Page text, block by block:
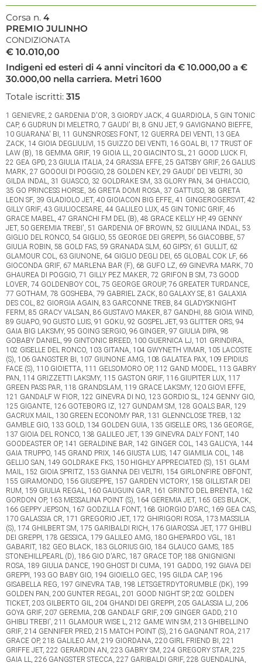
Corsa n. 4
PREMIO JULINHO
CONDIZIONATA
€ 10.010,00
Indigeni ed esteri di 4 anni vincitori da € 10.000,00 a €
30.000,00 nella carriera. Metri 1600
Totale iscritti: 315
1 GENIEVRE, 2 GARDENIA D'OR, 3 GIORDY JACK, 4 GUARDIOLA, 5 GIN TONIC
CAP, 6 GUDRUN DI MELETRO, 7 GAUDI' BI, 8 GNU JET, 9 GAVIGNANO BIEFFE,
10 GUARANA' BI, 11 GUNSNROSES FONT, 12 GUERRA DEI VENTI, 13 GEA
ZACK, 14 GIOIA DEGLIULIVI, 15 GUIZZO DEI VENTI, 16 GOAL BI, 17 TRUST OF
LAW (B), 18 GEMMA GRIF, 19 GIOIA LL, 20 GIACINTO SL, 21 GOOD LUCK FI,
22 GEA GPD, 23 GIULIA ITALIA, 24 GRASSIA EFFE, 25 GATSBY GRIF, 26 GALIUS
MARK, 27 GOOOUI DI POGGIO, 28 GOLDEN KEY, 29 GAUDI' DEI VELTRI, 30
GILDA INDAL, 31 GUASCO, 32 GOLDRAKE SM, 33 GLORY PAN, 34 GHIACCIO,
35 GO PRINCESS HORSE, 36 GRETA DOMI ROSA, 37 GATTUSO, 38 GRETA
LEON SF, 39 GLADIOLO JET, 40 GIOIACON BIG EFFE, 41 GINGEROGERSVIT, 42
GILLY GRIF, 43 GIULIOCESARE, 44 GALILEO LUX, 45 GIN TONIC GRIF, 46
GRACE MABEL, 47 GRANCHI FM DEL (B), 48 GRACE KELLY HP, 49 GENNY
JET, 50 GEREMIA TREBI', 51 GARDENIA OF BROWN, 52 GIULIANA INDAL, 53
GIGLIO DEL RONCO, 54 GIGLIO, 55 GEORGE DEI GREPPI, 56 GIACOBBE, 57
GIULIA ROBIN, 58 GOLD FAS, 59 GRANADA SLM, 60 GIPSY, 61 GULLIT, 62
GLAMOUR COL, 63 GIUNONE, 64 GIGLIO DEGLI DEI, 65 GLOBAL COK LF, 66
GIOCONDA GRIF, 67 MARLENA BAR (F), 68 GUFO LZ, 69 GINEVRA MARK, 70
GHAUREA DI POGGIO, 71 GILLY PEZ MAKER, 72 GRIFON B SM, 73 GOOD
LOVER, 74 GOLDENBOY COL, 75 GEORGE GROUP, 76 GREATER TURDANCE,
77 GOTHAM, 78 GOSHEBA, 79 GABRIEL ZACK, 80 GALAXY SE, 81 GALAXIA
DES COL, 82 GIORGIA AGAIN, 83 GARCONNE TREB, 84 GLADYSKNIGHT
FERM, 85 GRACY VALSAN, 86 GUSTAVO MAKER, 87 GANDHI, 88 GIOIA WIND,
89 GUAPO, 90 GUSTO LUIS, 91 GOKU, 92 GOSPEL JET, 93 GLITTER ORS, 94
GAIA BIG LAKSMY, 95 GOING SERGIO, 96 GINGER, 97 GIULIA DIPA, 98
GOBABY DANIEL, 99 GINTONIC BREED, 100 GUERNICA LJ, 101 GRINDIRA,
102 GISELLE DEL RONCO, 103 GITANA, 104 GWYNETH VIMAR, 105 LACOSTE
(S), 106 GANGSTER BI, 107 GIUNONE AMG, 108 GALATEA PAX, 109 EPIDIUS
FACE (S), 110 GIOIETTA, 111 GELSOMORO OP, 112 GAND MODEL, 113 GABRY
PAN, 114 GRIZZETTI LAKSMY, 115 GASTON GRIF, 116 GIUPITER LUX, 117
GREEN PASS PAR, 118 GRANDSLAM, 119 GRACE LAKSMY, 120 GIOVI EFFE,
121 GANDALF W FIOR, 122 GINEVRA DI NO, 123 GORDIO SL, 124 GENNY GIO,
125 GIGANTE, 126 GOTEBORG IZ, 127 GUNDAM SM, 128 GOALS BAR, 129
GACRUX MAIL, 130 GREEN ECONOMY PAR, 131 GLENNCLOSE TREB, 132
GAMBLE GIO, 133 GOLD, 134 GOLDEN GUIA, 135 GISELLE ORS, 136 GEORGE,
137 GIOIA DEL RONCO, 138 GALILEO JET, 139 GINEVRA DALY FONT, 140
GOODEASTER OP, 141 GERALDINE BAR, 142 GINGER COL, 143 GALICYA, 144
GAIA TRUPPO, 145 GRAND PRIX, 146 GIUSTA LUIS, 147 GIAMILIA COL, 148
GELLIO SAN, 149 GOLDRAKE FKS, 150 HIGHLY APPRECIATED (S), 151 GLAM
MAIL, 152 GIOIA SPRITZ, 153 GIANNA DEI VELTRI, 154 GIRLONFIRE OBFONT,
155 GIRAMONDO, 156 GIUSEPPE, 157 GARDEN VICTORY, 158 GILLISTAR DEI
RUM, 159 GIULIA REGAL, 160 GAUGUIN GAR, 161 GRINTO DEL BRENTA, 162
GORDON OP, 163 MESSALINA POINT (S), 164 GEREMIA JET, 165 GES BLACK,
166 GEPPY JEPSON, 167 GODZILLA FONT, 168 GIORGIO D'ARC, 169 GEA CAS,
170 GALASSIA CR, 171 GREGORIO JET, 172 GHIRIGORI ROSA, 173 MASSILIA
(S), 174 GHILBERT SM, 175 GARIBALDI RICH, 176 GIAROSSA JET, 177 GHIBLI
DEI GREPPI, 178 GESSICA, 179 GALILEO AMG, 180 GHEPARDO VGL, 181
GABARIT, 182 GEO BLACK, 183 GLORIUS GIO, 184 GLAUCO GAMS, 185
STONEHILLPEARL (D), 186 GIO D'ARC, 187 GRACE TOP, 188 GNIGNIGNI
ROSA, 189 GIULIA DANCE, 190 GHOST DI CUMA, 191 GADDO, 192 GIAVA DEI
GREPPI, 193 GO BABY GIO, 194 GIOIELLO GEC, 195 GILDA CAP, 196
GISABELLA REG, 197 GINEVRA TAB, 198 LETSGETRDYTORUMBLE (DK), 199
GOLDEN PAN, 200 GUNTER REGAL, 201 GOOD NIGHT SP, 202 GOLDEN
TICKET, 203 GILBERTO GIL, 204 GHANDI DEI GREPPI, 205 GALASSIA LJ, 206
GOYA GRIF, 207 GEREMIA, 208 GANDALF GRIF, 209 GINGER GADD, 210
GHIBLI TREBI', 211 GLAMOUR WISE L, 212 GAME WIN SM, 213 GHIBELLINO
GRIF, 214 GENNIFER PRED, 215 MATCH POINT (S), 216 GAGNANT ROA, 217
GRACE OP, 218 GALILEO AM, 219 GIORDANA, 220 GIRL FRIEND BI, 221
GRIFFE JET, 222 GERARDIN AN, 223 GABRY SM, 224 GREGORY STAR, 225
GAIA LL, 226 GANGSTER STECCA, 227 GARIBALDI GRIF, 228 GUENDALINA,